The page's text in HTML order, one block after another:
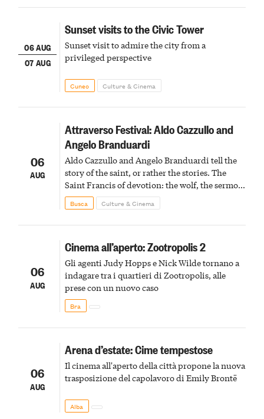
06 AUG
07 AUG
Sunset visits to the Civic Tower
Sunset visit to admire the city from a
privileged perspective
Cuneo Culture & Cinema
06
AUG
Attraverso Festival: Aldo Cazzullo and
Angelo Branduardi
Aldo Cazzullo and Angelo Branduardi tell the
story of the saint, or rather the stories. The
Saint Francis of devotion: the wolf, the sermon
to the birds, the stigmata
Busca Culture & Cinema
06
AUG
Cinema all’aperto: Zootropolis 2
Gli agenti Judy Hopps e Nick Wilde tornano a
indagare tra i quartieri di Zootropolis, alle
prese con un nuovo caso
Bra
06
AUG
Arena d’estate: Cime tempestose
Il cinema all'aperto della città propone la nuova
trasposizione del capolavoro di Emily Brontë
Alba